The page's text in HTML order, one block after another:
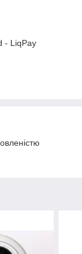
- LiqPay